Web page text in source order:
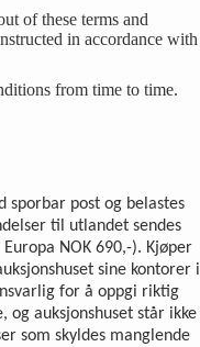
of these terms and
in accordance with
from time to time.
sporbar post og belastes
til utlandet sendes
NOK 690,-). Kjøper
sine kontorer i
for å oppgi riktig
og auksjonshuset står ikke
som skyldes manglende